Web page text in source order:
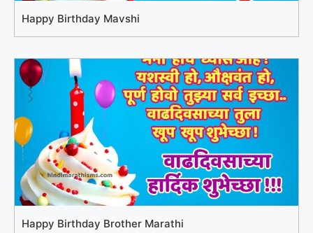
Happy Birthday Mavshi
Happy Birthday Brother Marathi